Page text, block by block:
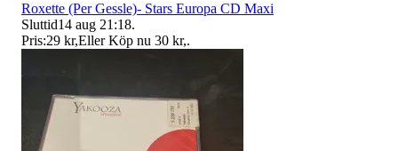
Roxette (Per Gessle)- Stars Europa CD Maxi
Sluttid14 aug 21:18.
Pris:29 kr,Eller Köp nu 30 kr,.